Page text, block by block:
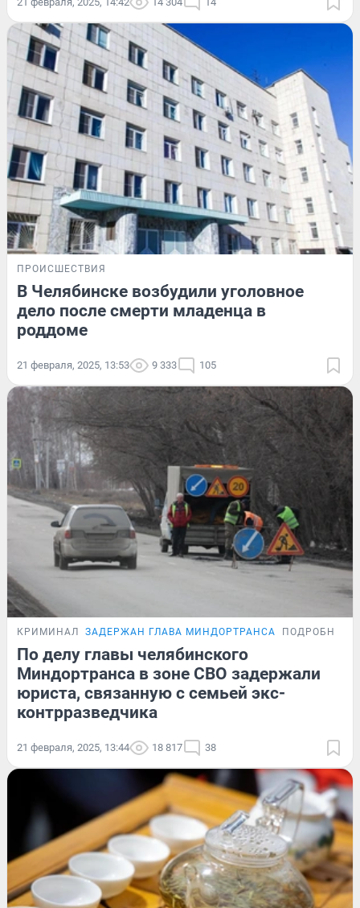
ПРОИСШЕСТВИЯ
В Челябинске возбудили уголовное
дело после смерти младенца в
роддоме
21 февраля, 2025, 13:53 9 333 105
КРИМИНАЛ ЗАДЕРЖАН ГЛАВА МИНДОРТРАНСА
По делу главы челябинского
Миндортранса в зоне СВО задержали
юриста, связанную с семьей экс-
контрразведчика
21 февраля, 2025, 13:44 18 817 38